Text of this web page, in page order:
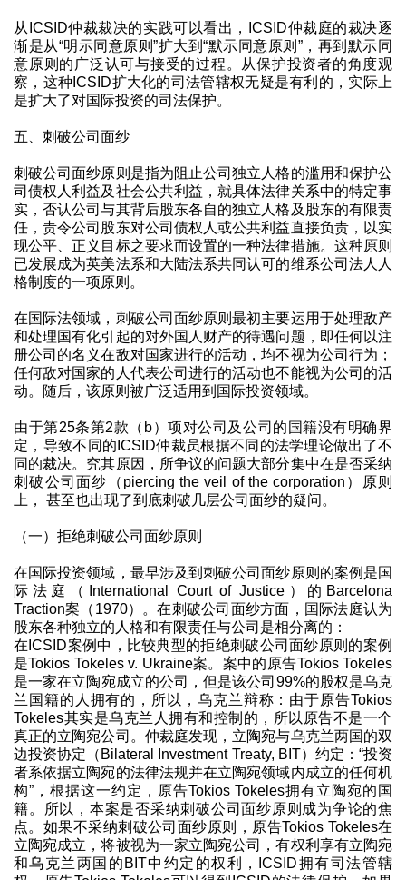
从ICSID仲裁裁决的实践可以看出，ICSID仲裁庭的裁决逐
渐是从“明示同意原则”扩大到“默示同意原则”，再到默示同
意原则的广泛认可与接受的过程。从保护投资者的角度观
察，这种ICSID扩大化的司法管辖权无疑是有利的，实际上
是扩大了对国际投资的司法保护。
五、刺破公司面纱
刺破公司面纱原则是指为阻止公司独立人格的滥用和保护公
司债权人利益及社会公共利益，就具体法律关系中的特定事
实，否认公司与其背后股东各自的独立人格及股东的有限责
任，责令公司股东对公司债权人或公共利益直接负责，以实
现公平、正义目标之要求而设置的一种法律措施。这种原则
已发展成为英美法系和大陆法系共同认可的维系公司法人人
格制度的一项原则。
在国际法领域，刺破公司面纱原则最初主要运用于处理敌产
和处理国有化引起的对外国人财产的待遇问题，即任何以注
册公司的名义在敌对国家进行的活动，均不视为公司行为；
任何敌对国家的人代表公司进行的活动也不能视为公司的活
动。随后，该原则被广泛适用到国际投资领域。
由于第25条第2款（b）项对公司及公司的国籍没有明确界
定，导致不同的ICSID仲裁员根据不同的法学理论做出了不
同的裁决。究其原因，所争议的问题大部分集中在是否采纳
刺破公司面纱（piercing the veil of the corporation）原则
上， 甚至也出现了到底刺破几层公司面纱的疑问。
（一）拒绝刺破公司面纱原则
在国际投资领域，最早涉及到刺破公司面纱原则的案例是国
际法庭（International Court of Justice）的Barcelona
Traction案（1970）。在刺破公司面纱方面，国际法庭认为
股东各种独立的人格和有限责任与公司是相分离的：
在ICSID案例中，比较典型的拒绝刺破公司面纱原则的案例
是Tokios Tokeles v. Ukraine案。案中的原告Tokios Tokeles
是一家在立陶宛成立的公司，但是该公司99%的股权是乌克
兰国籍的人拥有的，所以，乌克兰辩称：由于原告Tokios
Tokeles其实是乌克兰人拥有和控制的，所以原告不是一个
真正的立陶宛公司。仲裁庭发现，立陶宛与乌克兰两国的双
边投资协定（Bilateral Investment Treaty, BIT）约定：“投资
者系依据立陶宛的法律法规并在立陶宛领域内成立的任何机
构”，根据这一约定，原告Tokios Tokeles拥有立陶宛的国
籍。所以，本案是否采纳刺破公司面纱原则成为争论的焦
点。如果不采纳刺破公司面纱原则，原告Tokios Tokeles在
立陶宛成立，将被视为一家立陶宛公司，有权利享有立陶宛
和乌克兰两国的BIT中约定的权利，ICSID拥有司法管辖